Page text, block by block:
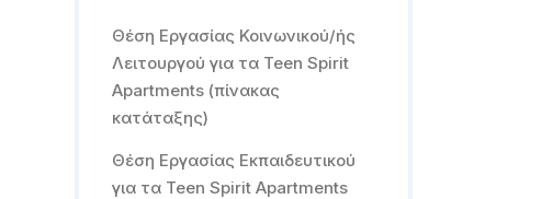
Θέση Εργασίας Κοινωνικού/ής
Λειτουργού για τα Teen Spirit
Apartments (πίνακας
κατάταξης)
Θέση Εργασίας Εκπαιδευτικού
για τα Teen Spirit Apartments